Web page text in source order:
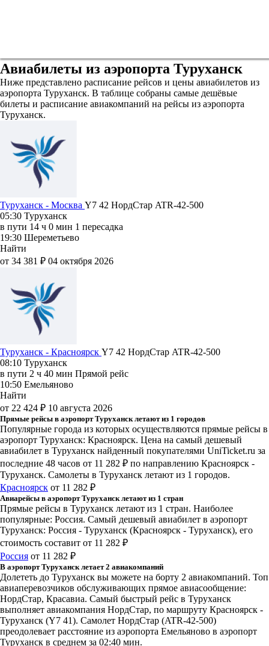
Авиабилеты из аэропорта Туруханск
Ниже представлено расписание рейсов и цены авиабилетов из
аэропорта Туруханск. В таблице собраны самые дешёвые
билеты и расписание авиакомпаний на рейсы из аэропорта
Туруханск.
Туруханск - Москва Y7 42 НордСтар ATR-42-500
05:30 Туруханск
в пути 14 ч 0 мин 1 пересадка
19:30 Шереметьево
Найти
от 34 381 ₽ 04 октября 2026
Туруханск - Красноярск Y7 42 НордСтар ATR-42-500
08:10 Туруханск
в пути 2 ч 40 мин Прямой рейс
10:50 Емельяново
Найти
от 22 424 ₽ 10 августа 2026
Прямые рейсы в аэропорт Туруханск летают из 1 городов
Популярные города из которых осуществляются прямые рейсы в
аэропорт Туруханск: Красноярск. Цена на самый дешевый
авиабилет в Туруханск найденный покупателями UniTicket.ru за
последние 48 часов от 11 282 ₽ по направлению Красноярск -
Туруханск. Самолеты в Туруханск летают из 1 городов.
Красноярск от 11 282 ₽
Авиарейсы в аэропорт Туруханск летают из 1 стран
Прямые рейсы в Туруханск летают из 1 стран. Наиболее
популярные: Россия. Самый дешевый авиабилет в аэропорт
Туруханск: Россия - Туруханск (Красноярск - Туруханск), его
стоимость составит от 11 282 ₽
Россия от 11 282 ₽
В аэропорт Туруханск летает 2 авиакомпаний
Долететь до Туруханск вы можете на борту 2 авиакомпаний. Топ
авиаперевозчиков обслуживающих прямое авиасообщение:
НордСтар, Красавиа. Самый быстрый рейс в Туруханск
выполняет авиакомпания НордСтар, по маршруту Красноярск -
Туруханск (Y7 41). Самолет НордСтар (ATR-42-500)
преодолевает расстояние из аэропорта Емельяново в аэропорт
Туруханск в среднем за 02:40 мин.